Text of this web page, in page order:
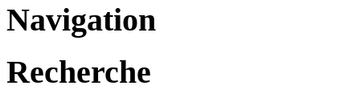
Navigation
Recherche